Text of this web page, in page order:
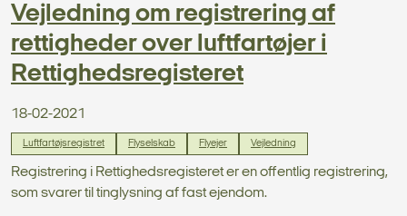
Vejledning om registrering af
rettigheder over luftfartøjer i
Rettighedsregisteret
18-02-2021
Luftfartøjsregistret Flyselskab Flyejer Vejledning
Registrering i Rettighedsregisteret er en offentlig registrering,
som svarer til tinglysning af fast ejendom.